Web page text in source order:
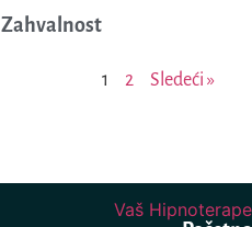
Zahvalnost
1 2 Sledeći »